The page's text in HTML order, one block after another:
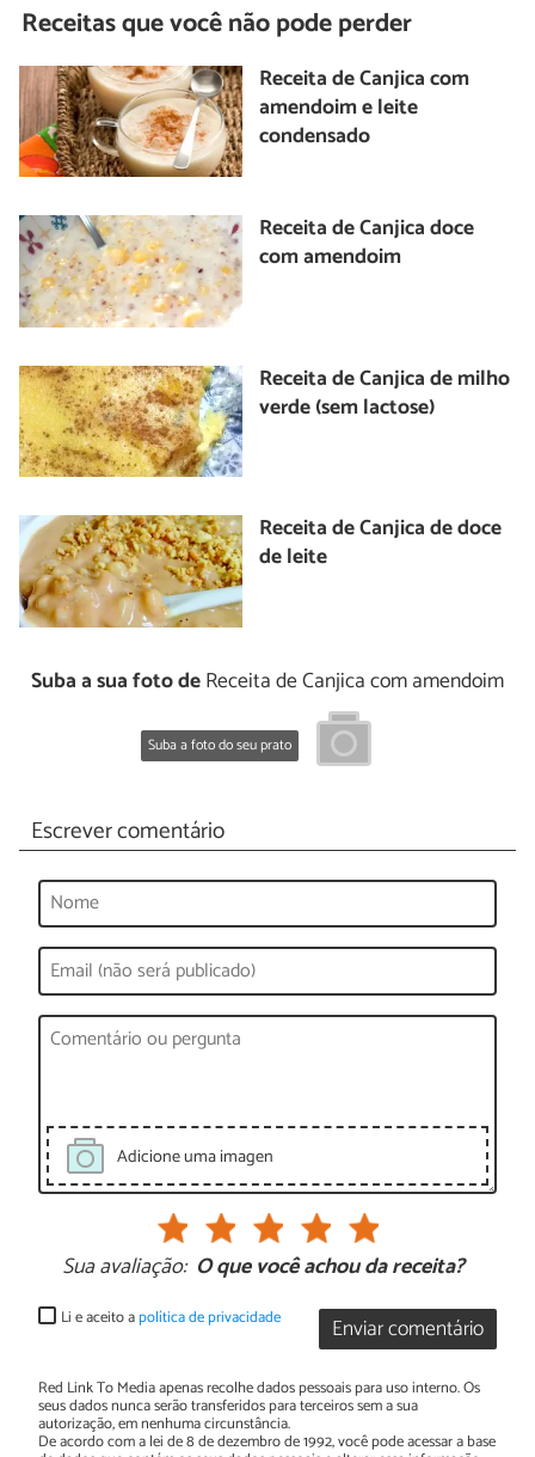
Receitas que você não pode perder
Receita de Canjica com
amendoim e leite
condensado
Receita de Canjica doce
com amendoim
Receita de Canjica de milho
verde (sem lactose)
Receita de Canjica de doce
de leite
Suba a sua foto deReceita de Canjica com amendoim
Suba a foto do seu prato
Escrever comentário
Adicione uma imagen
Sua avaliação: O que você achou da receita?
Enviar comentário
Li e aceito apolítica de privacidade
Red Link To Media apenas recolhe dados pessoais para uso interno. Os
seus dados nunca serão transferidos para terceiros sem a sua
autorização, em nenhuma circunstância.
De acordo com a lei de 8 de dezembro de 1992, você pode acessar a base